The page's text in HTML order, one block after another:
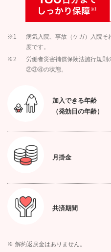
※1
病気入院、事故（ケガ）入院
度です。
※2
労働者災害補償保険法施行規
②③④の状態。
加入できる年齢
（発効日の年齢）
月掛金
共済期間
※ 解約返戻金はありません。